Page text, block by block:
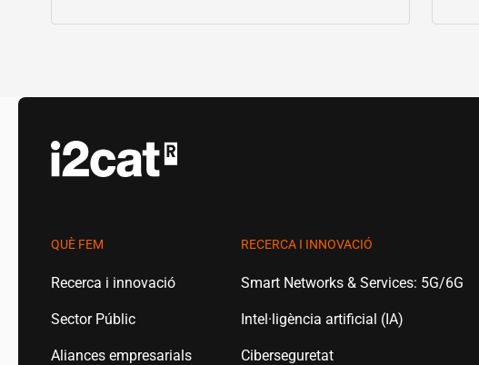
QUÈ FEM
Recerca i innovació
Sector Públic
Aliances empresarials
RECERCA I INNOVACIÓ
Smart Networks & Services: 5G/6G
Intel·ligència artificial (IA)
Ciberseguretat